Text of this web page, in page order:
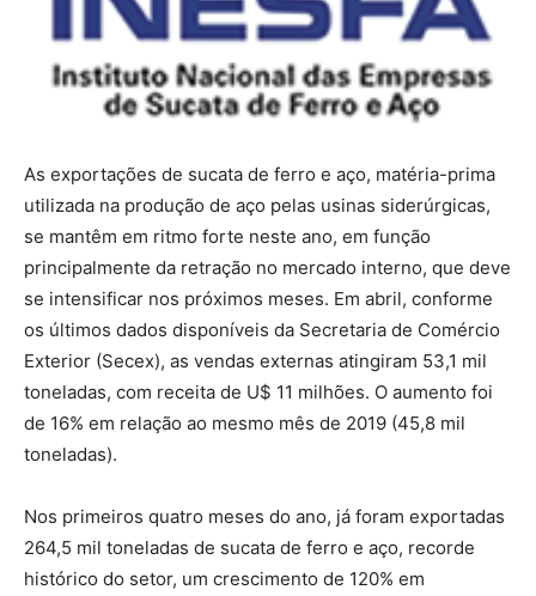
As exportações de sucata de ferro e aço, matéria-prima
utilizada na produção de aço pelas usinas siderúrgicas,
se mantêm em ritmo forte neste ano, em função
principalmente da retração no mercado interno, que deve
se intensificar nos próximos meses. Em abril, conforme
os últimos dados disponíveis da Secretaria de Comércio
Exterior (Secex), as vendas externas atingiram 53,1 mil
toneladas, com receita de U$ 11 milhões. O aumento foi
de 16% em relação ao mesmo mês de 2019 (45,8 mil
toneladas).
Nos primeiros quatro meses do ano, já foram exportadas
264,5 mil toneladas de sucata de ferro e aço, recorde
histórico do setor, um crescimento de 120% em